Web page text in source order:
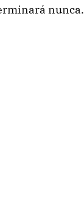
nunca.